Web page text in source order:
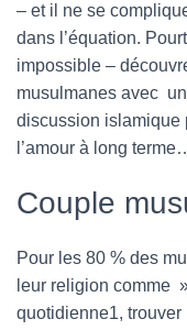
– et il ne se
dans l’équation.
impossible –
musulmanes avec
discussion islamique
l’amour à long
Couple
Pour les 80 % des
leur religion comme
quotidienne1,